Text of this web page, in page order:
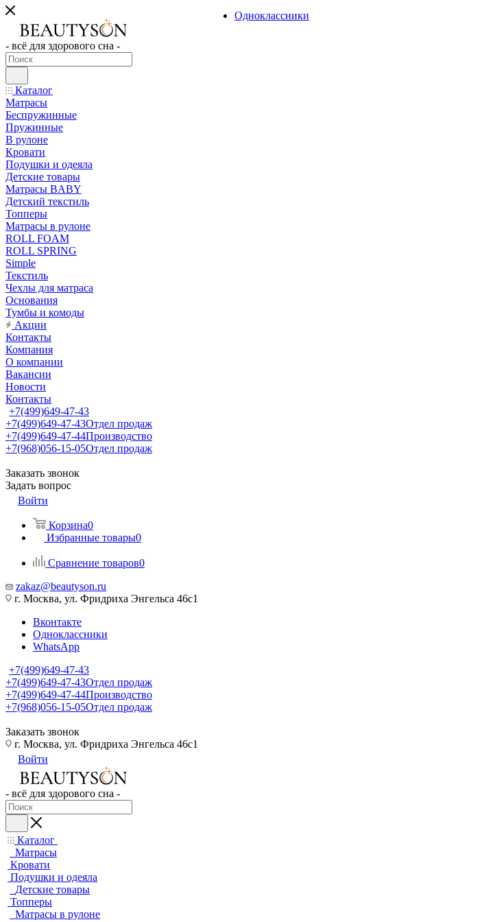
- всё для здорового сна -
Каталог
Матрасы
Беспружинные
Пружинные
В рулоне
Кровати
Подушки и одеяла
Детские товары
Матрасы BABY
Детский текстиль
Топперы
Матрасы в рулоне
ROLL FOAM
ROLL SPRING
Simple
Текстиль
Чехлы для матраса
Основания
Тумбы и комоды
Акции
Контакты
Компания
О компании
Вакансии
Новости
Контакты
+7(499)649-47-43
+7(499)649-47-43Отдел продаж
+7(499)649-47-44Производство
+7(968)056-15-05Отдел продаж
Заказать звонок
Задать вопрос
Войти
Корзина0
Избранные товары0
Сравнение товаров0
zakaz@beautyson.ru
г. Москва, ул. Фридриха Энгельса 46с1
Вконтакте
Одноклассники
WhatsApp
+7(499)649-47-43
+7(499)649-47-43Отдел продаж
+7(499)649-47-44Производство
+7(968)056-15-05Отдел продаж
Заказать звонок
Одноклассники
г. Москва, ул. Фридриха Энгельса 46с1
Войти
- всё для здорового сна -
Каталог
Матрасы
Кровати
Подушки и одеяла
Детские товары
Топперы
Матрасы в рулоне